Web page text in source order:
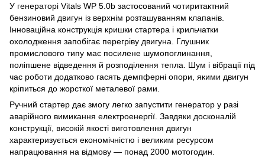
У генераторі Vitals WP 5.0b застосований чотиритактний
бензиновий двигун із верхнім розташуванням клапанів.
Інноваційна конструкція кришки стартера і крильчатки
охолодження запобігає перегріву двигуна. Глушник
промислового типу має посилене шумопоглинання,
поліпшене відведення й розподілення тепла. Шум і вібрації під
час роботи додатково гасять демпферні опори, якими двигун
кріпиться до жорсткої металевої рами.
Ручний стартер дає змогу легко запустити генератор у разі
аварійного вимикання електроенергії. Завдяки досконалій
конструкції, високій якості виготовлення двигун
характеризується економічністю і великим ресурсом
напрацювання на відмову — понад 2000 мотогодин.